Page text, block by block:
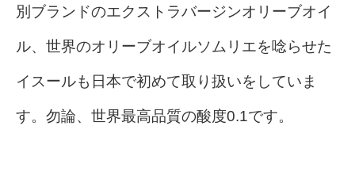
別ブランドのエクストラバージンオリーブオイ
ル、世界のオリーブオイルソムリエを唸らせた
イスールも日本で初めて取り扱いをしていま
す。勿論、世界最高品質の酸度0.1です。